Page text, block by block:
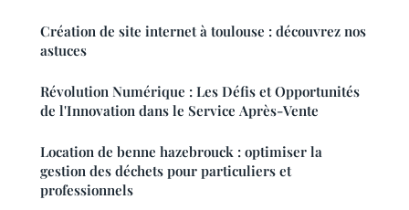
Création de site internet à toulouse : découvrez nos
astuces
Révolution Numérique : Les Défis et Opportunités
de l'Innovation dans le Service Après-Vente
Location de benne hazebrouck : optimiser la
gestion des déchets pour particuliers et
professionnels